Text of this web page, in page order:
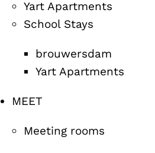
Yart Apartments
School Stays
brouwersdam
Yart Apartments
MEET
Meeting rooms